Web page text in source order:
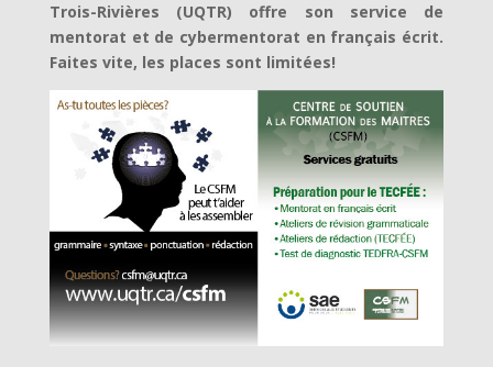
Trois-Rivières (UQTR) offre son service de
mentorat et de cybermentorat en français écrit.
Faites vite, les places sont limitées!